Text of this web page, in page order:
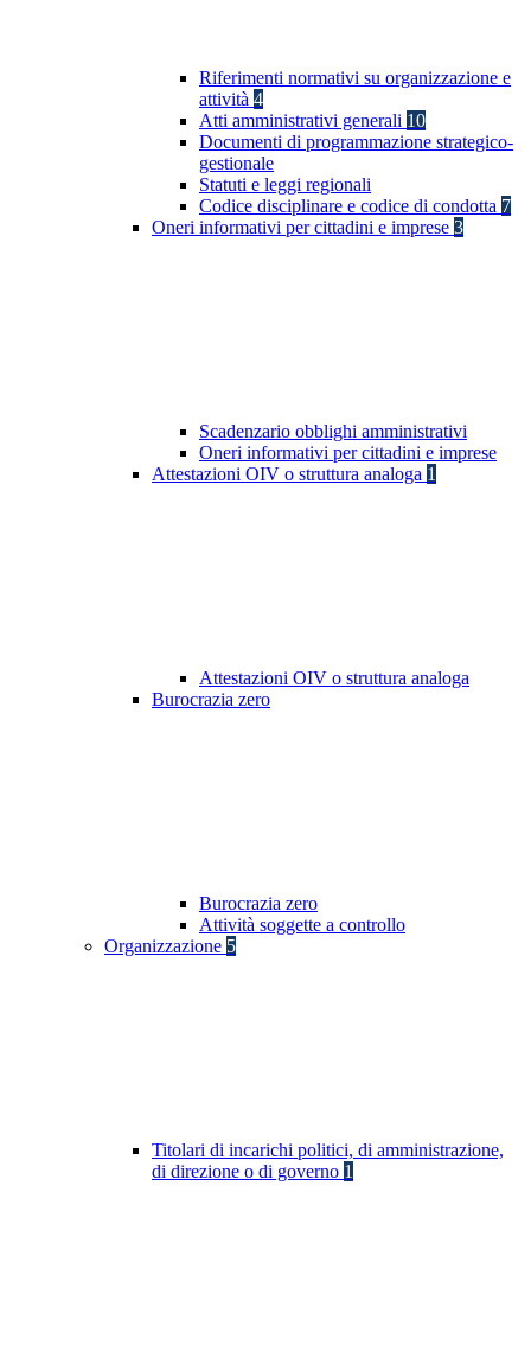
Riferimenti normativi su organizzazione e
attività 4
Atti amministrativi generali 10
Documenti di programmazione strategico-
gestionale
Statuti e leggi regionali
Codice disciplinare e codice di condotta 7
Oneri informativi per cittadini e imprese 3
Scadenzario obblighi amministrativi
Oneri informativi per cittadini e imprese
Attestazioni OIV o struttura analoga 1
Attestazioni OIV o struttura analoga
Burocrazia zero
Burocrazia zero
Attività soggette a controllo
Organizzazione 5
Titolari di incarichi politici, di amministrazione,
di direzione o di governo 1